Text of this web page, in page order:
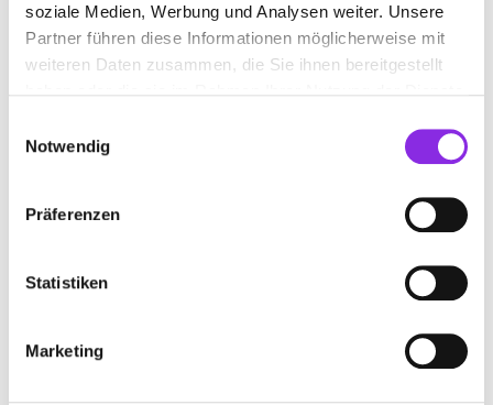
soziale Medien, Werbung und Analysen weiter. Unsere
Partner führen diese Informationen möglicherweise mit
weiteren Daten zusammen, die Sie ihnen bereitgestellt
Notwendig
Präferenzen
Statistiken
Marketing
freundlicher-bierlieferant.de